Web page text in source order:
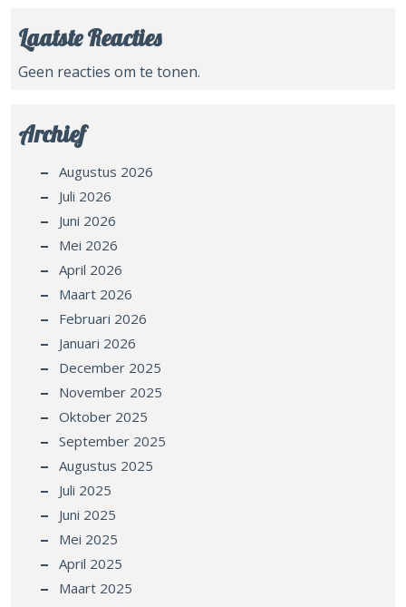
Laatste Reacties
Geen reacties om te tonen.
Archief
Augustus 2026
Juli 2026
Juni 2026
Mei 2026
April 2026
Maart 2026
Februari 2026
Januari 2026
December 2025
November 2025
Oktober 2025
September 2025
Augustus 2025
Juli 2025
Juni 2025
Mei 2025
April 2025
Maart 2025